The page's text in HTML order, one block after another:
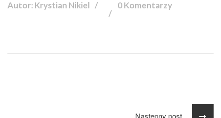
Autor: Krystian Nikiel 0 Komentarzy
Następny post